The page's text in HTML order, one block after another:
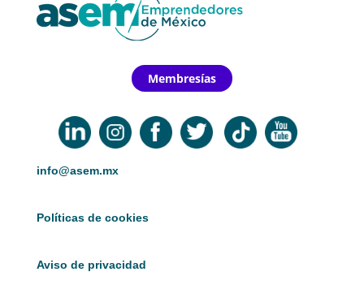
Membresías
info@asem.mx
Políticas de cookies
Aviso de privacidad